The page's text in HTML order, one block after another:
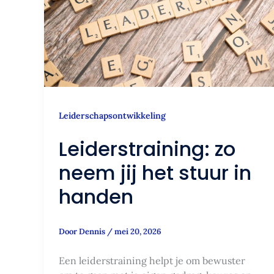
Leiderschapsontwikkeling
Leiderstraining: zo
neem jij het stuur in
handen
DoorDennis /mei 20, 2026
Een leiderstraining helpt je om bewuster
het
stuur
in
handen